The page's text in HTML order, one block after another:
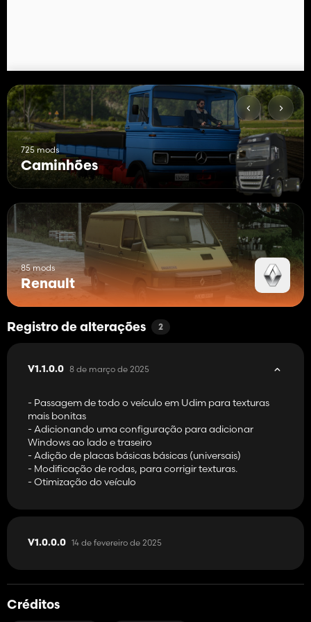
725 mods
Caminhões
85 mods
Renault
Registro de alterações 2
V1.1.0.0 8 de março de 2025
- Passagem de todo o veículo em Udim para texturas
mais bonitas
- Adicionando uma configuração para adicionar
Windows ao lado e traseiro
- Adição de placas básicas básicas (universais)
- Modificação de rodas, para corrigir texturas.
- Otimização do veículo
V1.0.0.0 14 de fevereiro de 2025
Créditos